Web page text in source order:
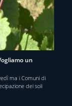
un
ma i Comuni di
dei soli